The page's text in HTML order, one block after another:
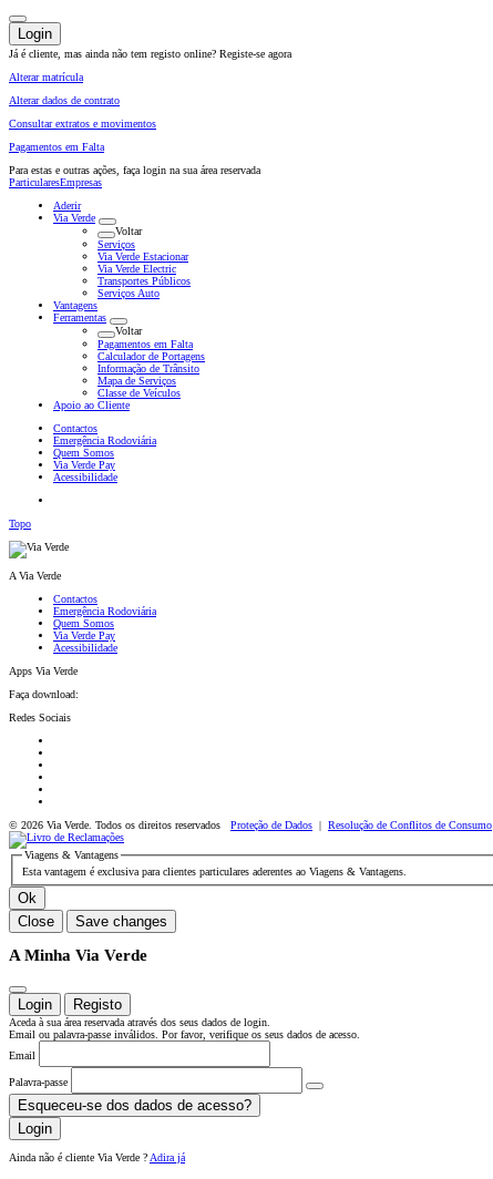
Login
Já é cliente, mas ainda não tem registo online? Registe-se agora
Alterar matrícula
Alterar dados de contrato
Consultar extratos e movimentos
Pagamentos em Falta
Para estas e outras ações, faça login na sua área reservada
ParticularesEmpresas
Aderir
Via Verde
Voltar
Serviços
Via Verde Estacionar
Via Verde Electric
Transportes Públicos
Serviços Auto
Vantagens
Ferramentas
Voltar
Pagamentos em Falta
Calculador de Portagens
Informação de Trânsito
Mapa de Serviços
Classe de Veículos
Apoio ao Cliente
Contactos
Emergência Rodoviária
Quem Somos
Via Verde Pay
Acessibilidade
Topo
A Via Verde
Contactos
Emergência Rodoviária
Quem Somos
Via Verde Pay
Acessibilidade
Apps Via Verde
Faça download:
Redes Sociais
© 2026 Via Verde. Todos os direitos reservados Proteção de Dados | Resolução de Conflitos de Consumo
Viagens & Vantagens
Esta vantagem é exclusiva para clientes particulares aderentes ao Viagens & Vantagens.
Ok
Close
Save changes
A Minha Via Verde
Login Registo
Aceda à sua área reservada através dos seus dados de login.
Email ou palavra-passe inválidos. Por favor, verifique os seus dados de acesso.
Email
Palavra-passe
Esqueceu-se dos dados de acesso?
Login
Ainda não é cliente Via Verde ? Adira já